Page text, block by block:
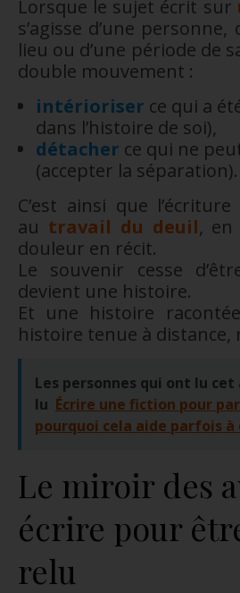
Lorsque le sujet écrit sur
s’agisse d’une personne,
lieu ou d’une période de
double mouvement :
intérioriser ce qui a
dans l’histoire de soi),
détacher ce qui ne
(accepter la séparation).
C’est ainsi que
au travail du deuil,
douleur en récit.
Le souvenir cesse
devient une histoire.
Et une histoire
histoire tenue à distance,
Les personnes qui ont lu
lu Écrire une fiction pour
pourquoi cela aide parfois à
Le miroir des
écrire pour
relu